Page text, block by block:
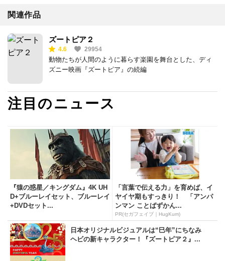
関連作品
ズートピア２
4.6 29954
動物たちが人間のように暮らす楽園を舞台とした、ディ
ズニー映画『ズートピア』の続編
注目のニュース
『猿の惑星／キングダム』4K UH
D+ブルーレイセット、ブルーレイ
+DVDセット...
「言葉で伝える力」を育めば、イ
ヤイヤ期もすっきり！ 「アンパ
ンマン ことばずかん...
PR(セガフェイブ｜HugKum)
日本オリジナルビジュアルは“巳年”にちなみ
ヘビの新キャラクター！『ズートピア２』...